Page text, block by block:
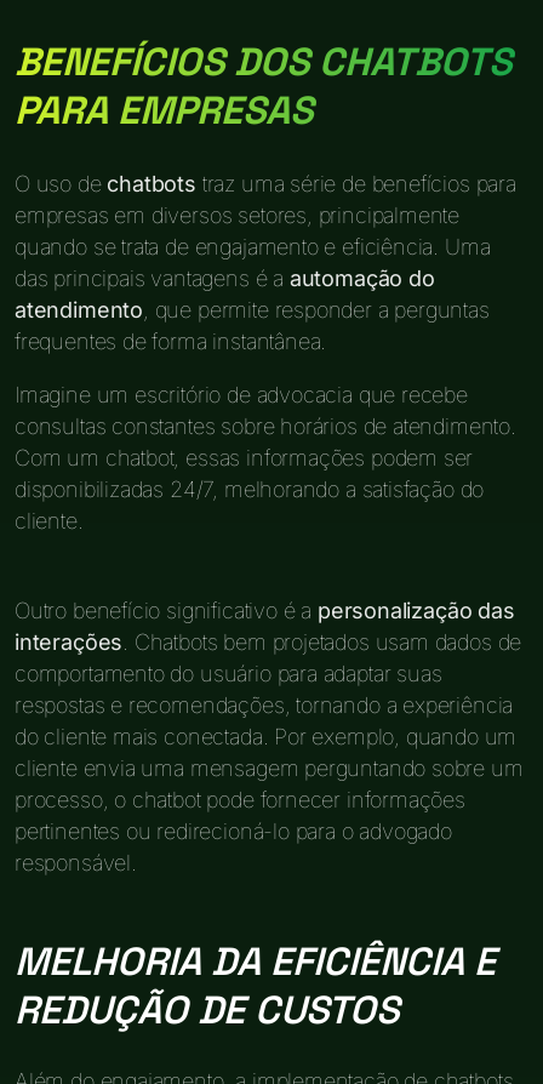
BENEFÍCIOS DOS CHATBOTS
PARA EMPRESAS
O uso de chatbots traz uma série de benefícios para
empresas em diversos setores, principalmente
quando se trata de engajamento e eficiência. Uma
das principais vantagens é a automação do
atendimento , que permite responder a perguntas
frequentes de forma instantânea.
Imagine um escritório de advocacia que recebe
consultas constantes sobre horários de atendimento.
Com um chatbot, essas informações podem ser
disponibilizadas 24/7, melhorando a satisfação do
cliente.
Outro benefício significativo é a personalização das
interações . Chatbots bem projetados usam dados de
comportamento do usuário para adaptar suas
respostas e recomendações, tornando a experiência
do cliente mais conectada. Por exemplo, quando um
cliente envia uma mensagem perguntando sobre um
processo, o chatbot pode fornecer informações
pertinentes ou redirecioná-lo para o advogado
responsável.
MELHORIA DA EFICIÊNCIA E
REDUÇÃO DE CUSTOS